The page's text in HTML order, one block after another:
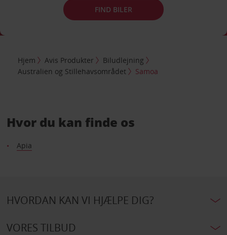
FIND BILER
Hjem Avis Produkter
Biludlejning
Australien og Stillehavsområdet
Samoa
Hvor du kan finde os
Apia
HVORDAN KAN VI HJÆLPE DIG?
VORES TILBUD